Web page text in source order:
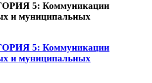
5: Коммуникации
и муниципальных
5: Коммуникации
и муниципальных